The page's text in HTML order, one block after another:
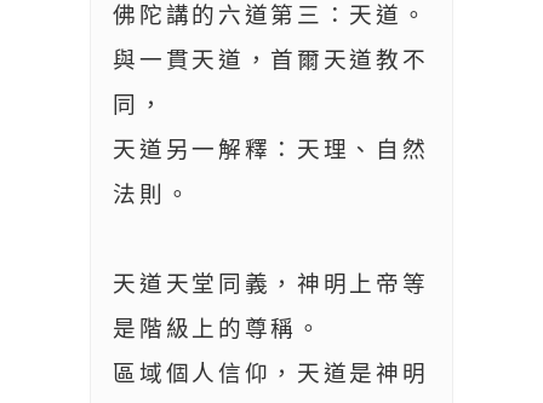
佛陀講的六道第三：天道。
與一貫天道，首爾天道教不
同，
天道另一解釋：天理、自然
法則。
天道天堂同義，神明上帝等
是階級上的尊稱。
區域個人信仰，天道是神明